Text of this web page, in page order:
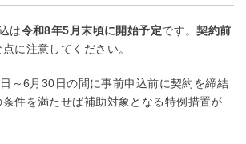
は令和8年5月末頃に開始予定です。契約前
点に注意してください。
～6月30日の間に事前申込前に契約を締結
条件を満たせば補助対象となる特例措置が